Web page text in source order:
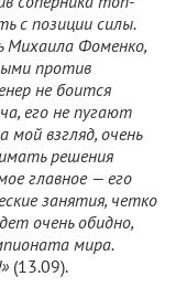
с позиции силы.
Михаила Фоменко,
против
не боится
его не пугают
мой взгляд, очень
решения
главное — его
занятия, четко
очень обидно,
мира.
(13.09).